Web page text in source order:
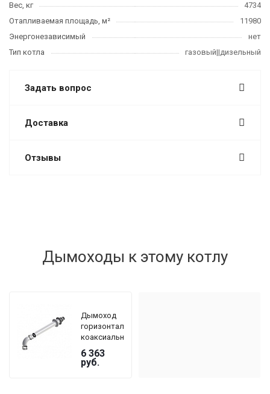
Вес, кг
4734
Отапливаемая площадь, м²
11980
Энергонезависимый
нет
Тип котла
газовый||дизельный
Задать вопрос
Доставка
Отзывы
Дымоходы к этому котлу
Дымоход
горизонтальный
коаксиальный
De Dietrich
DY 908 Ø
60/100 мм,
6 363
руб.